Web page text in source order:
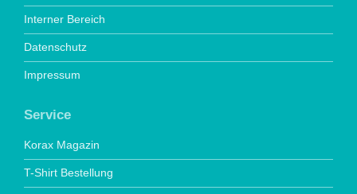
Interner Bereich
Datenschutz
Impressum
Service
Korax Magazin
T-Shirt Bestellung